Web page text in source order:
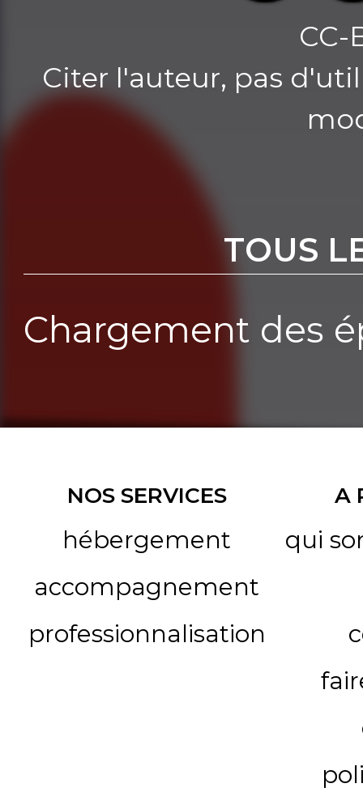
CC-
Citer l'auteur, pas
TOUS
Chargement des
NOS SERVICES
hébergement
accompagnement
professionnalisation
A
qui